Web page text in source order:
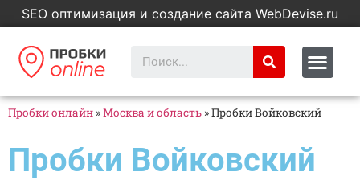
SEO оптимизация и создание сайта WebDevise.ru
Пробки онлайн »Москва и область »Пробки Войковский
Пробки Войковский